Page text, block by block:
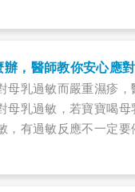
，醫師教你安心應對
母乳過敏而嚴重濕疹，
母乳過敏，若寶寶喝
，有過敏反應不一定要